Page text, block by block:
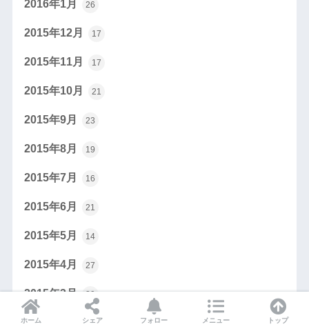
2016年1月 26
2015年12月 17
2015年11月 17
2015年10月 21
2015年9月 23
2015年8月 19
2015年7月 16
2015年6月 21
2015年5月 14
2015年4月 27
2015年3月 29
2015年2月 20
ホーム シェア フォロー メニュー トップ